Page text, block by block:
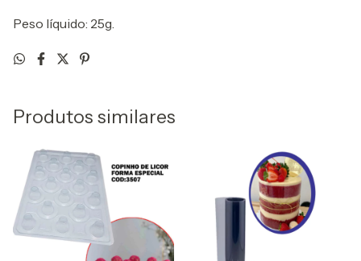
Peso líquido: 25g.
Produtos similares